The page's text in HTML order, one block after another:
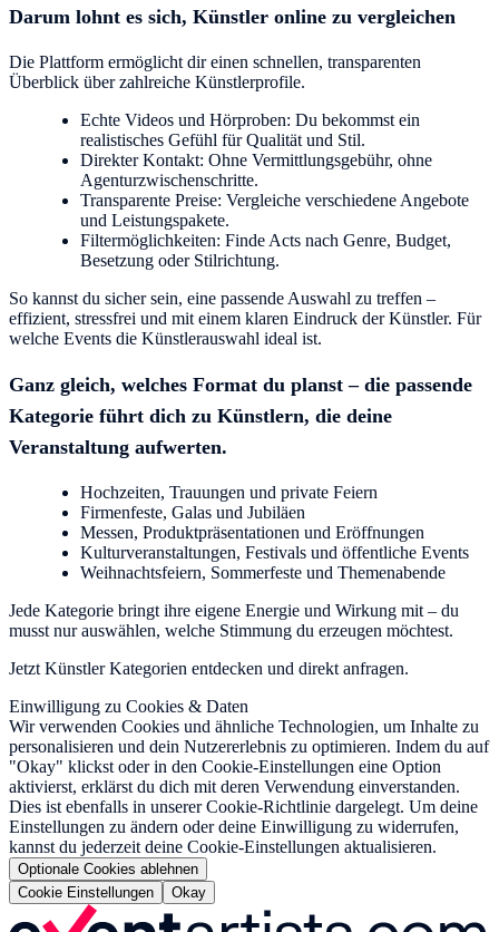
Darum lohnt es sich, Künstler online zu vergleichen
Die Plattform ermöglicht dir einen schnellen, transparenten
Überblick über zahlreiche Künstlerprofile.
Echte Videos und Hörproben: Du bekommst ein
realistisches Gefühl für Qualität und Stil.
Direkter Kontakt: Ohne Vermittlungsgebühr, ohne
Agenturzwischenschritte.
Transparente Preise: Vergleiche verschiedene Angebote
und Leistungspakete.
Filtermöglichkeiten: Finde Acts nach Genre, Budget,
Besetzung oder Stilrichtung.
So kannst du sicher sein, eine passende Auswahl zu treffen –
effizient, stressfrei und mit einem klaren Eindruck der Künstler. Für
welche Events die Künstlerauswahl ideal ist.
Ganz gleich, welches Format du planst – die passende
Kategorie führt dich zu Künstlern, die deine
Veranstaltung aufwerten.
Hochzeiten, Trauungen und private Feiern
Firmenfeste, Galas und Jubiläen
Messen, Produktpräsentationen und Eröffnungen
Kulturveranstaltungen, Festivals und öffentliche Events
Weihnachtsfeiern, Sommerfeste und Themenabende
Jede Kategorie bringt ihre eigene Energie und Wirkung mit – du
musst nur auswählen, welche Stimmung du erzeugen möchtest.
Jetzt Künstler Kategorien entdecken und direkt anfragen.
Einwilligung zu Cookies & Daten
Wir verwenden Cookies und ähnliche Technologien, um Inhalte zu
personalisieren und dein Nutzererlebnis zu optimieren. Indem du auf
"Okay" klickst oder in den Cookie-Einstellungen eine Option
aktivierst, erklärst du dich mit deren Verwendung einverstanden.
Dies ist ebenfalls in unserer Cookie-Richtlinie dargelegt. Um deine
Einstellungen zu ändern oder deine Einwilligung zu widerrufen,
kannst du jederzeit deine Cookie-Einstellungen aktualisieren.
Optionale Cookies ablehnen
Cookie Einstellungen
Okay